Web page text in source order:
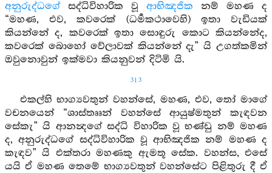
අනුරුද්ධගේසද්ධිවිහාරික වූ ආභිඤජික නම් මහණ ද
“මහණ, එව, කවරෙක් (ධර්‍මකථාවෙහි) ඉතා වැඩියක්
කියන්නේ ද, කවරෙක් ඉතා සොඳුරු කොට කියන්නේද,
කවරෙක් බොහෝ වේලාවක් කියන්නේ දැ” යි උගත්කමින්
ඔවුනොවුන් ඉක්මවා කියනුවන් දිටිමි යි.
313
එකල්හි භාග්‍යවතුන් වහන්සේ, මහණ, එව, තෝ මාගේ
වචනයෙන් “ශාස්තෲන් වහන්සේ ආයුෂ්මතුන් කැඳවන
සේකැ” යි ආනන්‍දගේ සද්ධි විහාරික වූ භණ්ඩු නම් මහණ
ද, අනුරුද්ධගේ සද්ධිවිහාරික වූ ආභිඤජික නම් මහණ ද
කැඳව” යි එක්තරා මහණකු ඇමතූ සේක. වහන්ස, එසේ
යයි ඒ මහණ තෙමේ භාග්‍යවතුන් වහන්සේට පිළිතුරු දී ඒ